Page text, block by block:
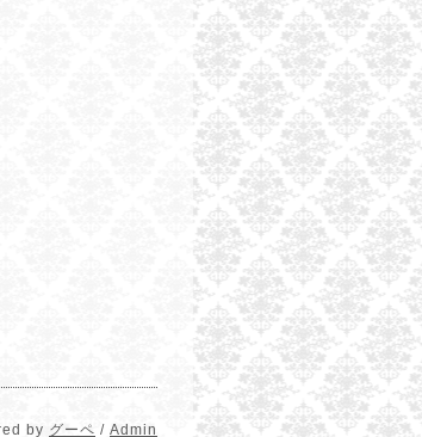
by グーペ / Admin